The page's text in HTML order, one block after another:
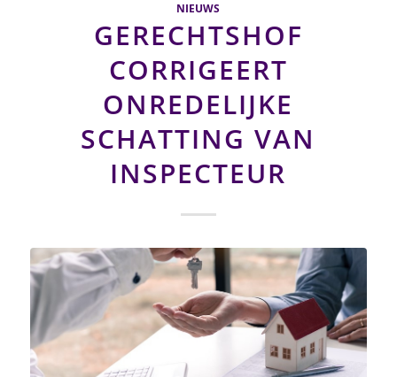
NIEUWS
GERECHTSHOF
CORRIGEERT
ONREDELIJKE
SCHATTING VAN
INSPECTEUR